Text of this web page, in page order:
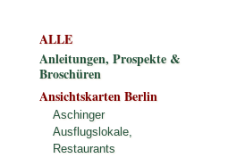
ALLE
Anleitungen, Prospekte &
Broschüren
Ansichtskarten Berlin
Aschinger
Ausflugslokale,
Restaurants